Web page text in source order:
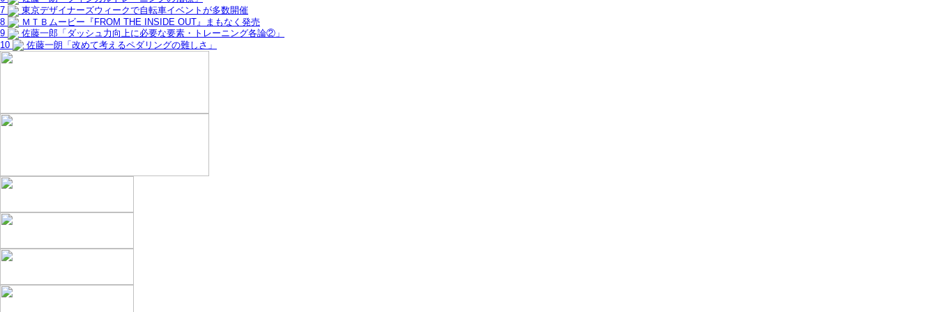
7
東京デザイナーズウィークで自転車イベントが多数開催
8
ＭＴＢムービー『FROM THE INSIDE OUT』まもなく発売
9
佐藤一郎「ダッシュ力向上に必要な要素・トレーニング各論②」
10
佐藤一朗「改めて考えるペダリングの難しさ」